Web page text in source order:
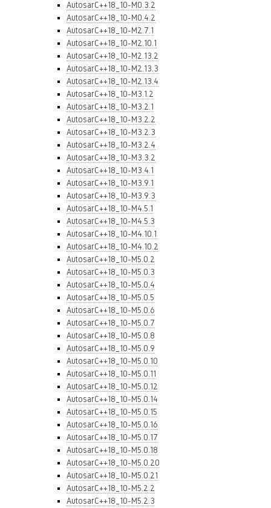
AutosarC++18_10-M0.3.2
AutosarC++18_10-M0.4.2
AutosarC++18_10-M2.7.1
AutosarC++18_10-M2.10.1
AutosarC++18_10-M2.13.2
AutosarC++18_10-M2.13.3
AutosarC++18_10-M2.13.4
AutosarC++18_10-M3.1.2
AutosarC++18_10-M3.2.1
AutosarC++18_10-M3.2.2
AutosarC++18_10-M3.2.3
AutosarC++18_10-M3.2.4
AutosarC++18_10-M3.3.2
AutosarC++18_10-M3.4.1
AutosarC++18_10-M3.9.1
AutosarC++18_10-M3.9.3
AutosarC++18_10-M4.5.1
AutosarC++18_10-M4.5.3
AutosarC++18_10-M4.10.1
AutosarC++18_10-M4.10.2
AutosarC++18_10-M5.0.2
AutosarC++18_10-M5.0.3
AutosarC++18_10-M5.0.4
AutosarC++18_10-M5.0.5
AutosarC++18_10-M5.0.6
AutosarC++18_10-M5.0.7
AutosarC++18_10-M5.0.8
AutosarC++18_10-M5.0.9
AutosarC++18_10-M5.0.10
AutosarC++18_10-M5.0.11
AutosarC++18_10-M5.0.12
AutosarC++18_10-M5.0.14
AutosarC++18_10-M5.0.15
AutosarC++18_10-M5.0.16
AutosarC++18_10-M5.0.17
AutosarC++18_10-M5.0.18
AutosarC++18_10-M5.0.20
AutosarC++18_10-M5.0.21
AutosarC++18_10-M5.2.2
AutosarC++18_10-M5.2.3